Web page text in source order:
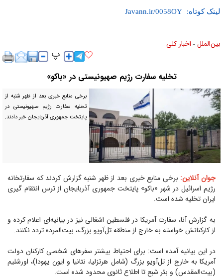
لینک کوتاه:
بين‌الملل » اخبار كلی
تخلیه سفارت رژیم صهیونیستی در «باکو»
برخی منابع خبری بعد از ظهر شنبه از
تخلیه سفارت رژیم صهیونیستی در
پایتخت جمهوری آذربایجان خبر دادند.
جوان آنلاین: برخی منابع خبری بعد از ظهر شنبه گزارش کردند که سفارتخانه
رژیم اسرائیل در شهر «باکو» پایتخت جمهوری آذربایجان از ترس انتقام گیری
ایران تخلیه شده است.
به گزارش آنا، سفارت آمریکا در فلسطین اشغالی نیز در بیانیه‌ای اعلام کرده و
از کارکنانش خواسته به خارج از منطقه تل‌آویو بزرگ، بیت‌المرده تردد نکنند.
در این بیانیه آمده است: برای احتیاط بیشتر سفر‌های شخصی کارکنان دولت
آمریکا به خارج از تل‌آویو بزرگ (شامل هرتزلیا، نتانیا و ایون یهودا)، اورشلیم
(بیت‌المقدس) و بئر شبع تا اطلاع ثانوی محدود شده است.